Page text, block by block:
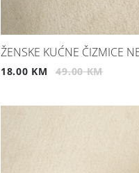
ŽENSKE KUĆNE ČIZMICE
18.00 KM 49.00 KM